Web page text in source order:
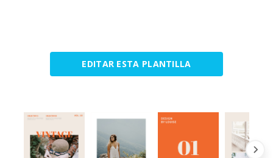
EDITAR ESTA PLANTILLA